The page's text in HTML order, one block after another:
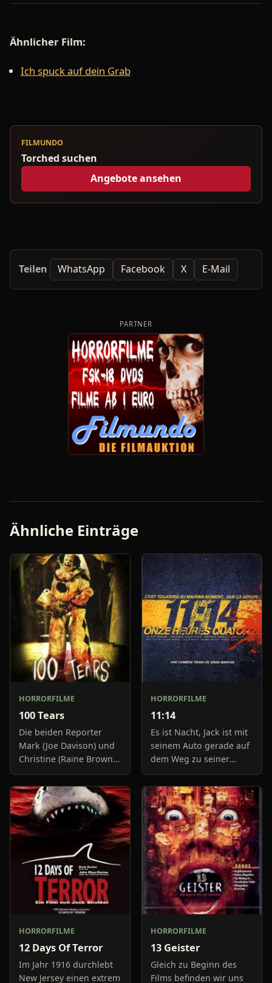
Ähnlicher Film:
Ich spuck auf dein Grab
FILMUNDO
Torched suchen
Angebote ansehen
Teilen WhatsApp Facebook X E-Mail
PARTNER
Ähnliche Einträge
HORRORFILME
100 Tears
Die beiden Reporter
Mark (Joe Davison) und
Christine (Raine Brown)
haben keine Lust mehr
auf belanglose
Boulevard-Meldungen
und befassen sich
neuerdings mit Se
HORRORFILME
11:14
Es ist Nacht, Jack ist mit
seinem Auto gerade auf
dem Weg zu seiner
Freundin, um diese
abzuholen. Die Uhr im
Auto springt auf 11:14h,
genau in dem Moment
fäll
HORRORFILME
12 Days Of Terror
Im Jahr 1916 durchlebt
New Jersey einen extrem
HORRORFILME
13 Geister
Gleich zu Beginn des
Films befinden wir uns